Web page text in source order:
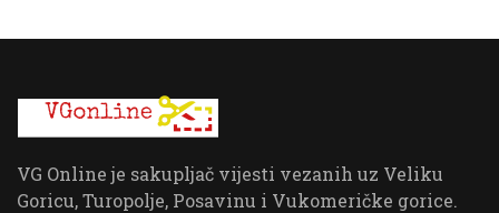
VG Online je sakupljač vijesti vezanih uz Veliku
Goricu, Turopolje, Posavinu i Vukomeričke gorice.